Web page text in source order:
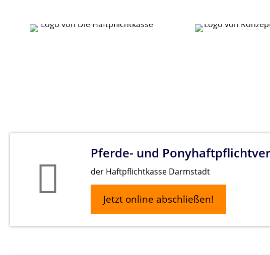
Pferde- und
der Haftpflichtkasse Darmstadt
Jetzt online abschließen!